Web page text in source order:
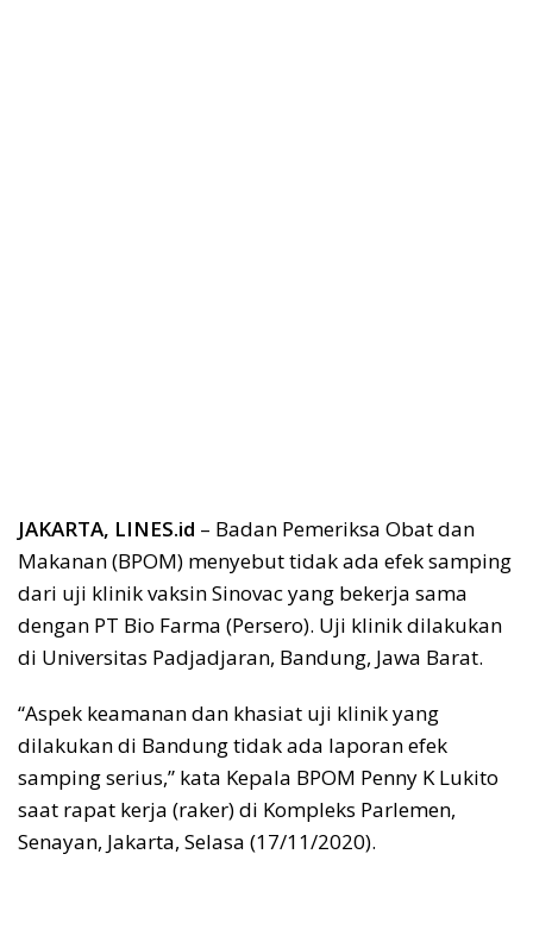
JAKARTA, LINES.id – Badan Pemeriksa Obat dan
Makanan (BPOM) menyebut tidak ada efek samping
dari uji klinik vaksin Sinovac yang bekerja sama
dengan PT Bio Farma (Persero). Uji klinik dilakukan
di Universitas Padjadjaran, Bandung, Jawa Barat.
“Aspek keamanan dan khasiat uji klinik yang
dilakukan di Bandung tidak ada laporan efek
samping serius,” kata Kepala BPOM Penny K Lukito
saat rapat kerja (raker) di Kompleks Parlemen,
Senayan, Jakarta, Selasa (17/11/2020).